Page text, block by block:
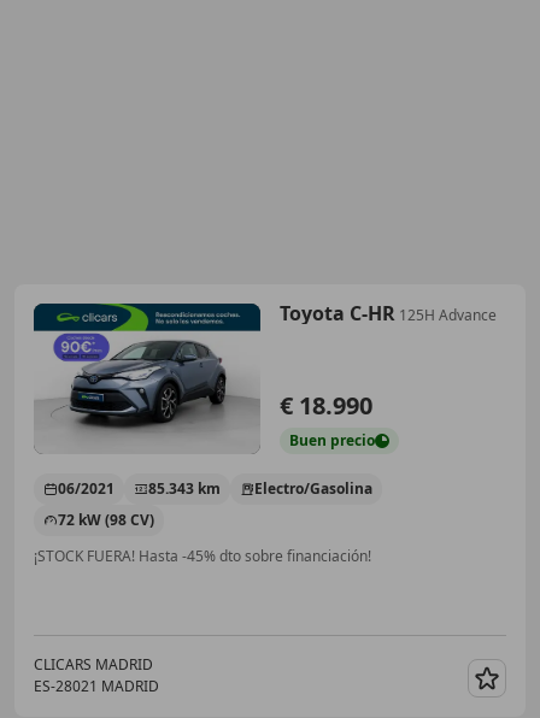
Toyota C-HR 125H Advance
€ 18.990
Buen precio
06/2021 85.343 km
Electro/Gasolina
72 kW (98 CV)
¡STOCK FUERA! Hasta -45% dto sobre financiación!
CLICARS MADRID
ES-28021 MADRID